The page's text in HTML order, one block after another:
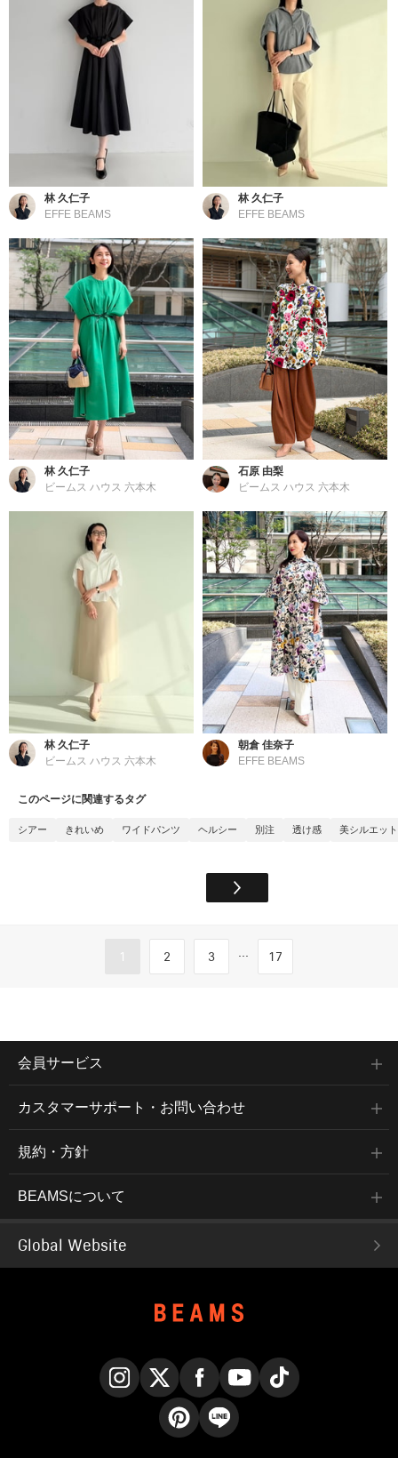
林 久仁子
EFFE BEAMS
林 久仁子
EFFE BEAMS
林 久仁子
ビームス ハウス 六本木
石原 由梨
ビームス ハウス 六本木
林 久仁子
ビームス ハウス 六本木
朝倉 佳奈子
EFFE BEAMS
このページに関連するタグ
シアー きれいめ ワイドパンツ ヘルシー 別注 透け感 美シルエット
1 2 3 ... 17
会員サービス
カスタマーサポート・お問い合わせ
規約・方針
BEAMSについて
Global Website